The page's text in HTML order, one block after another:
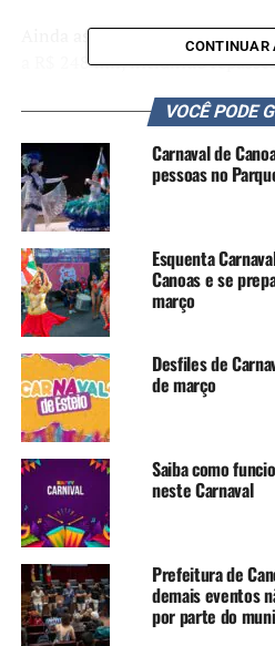
Ainda assim, o aporte de
a R$ 248 mil, incluindo
festa contarão com passagem
pelas ruas, com trio elétrico
dos sambas-enredo, além de
A Secretaria Estadual da Cultura
dar compensação de cerca de
valor engloba a possibilidade
relacionados ao tema:
Percussão
Formação de baianinhas
Corte (Rei Momo,
Detalhes da festa
No dia 10 de março
Mattos Maia, entre as ruas
comunidade João de Barro, na
as escolas Aquarela do Samba,
Tradição de Niterói.
CONTINUAR
VOCÊ PODE
Carnaval de
pessoas no
Esquenta
Canoas e se
março
Desfiles de
de março
Saiba como
neste Carnaval
Prefeitura de
demais eventos
por parte do